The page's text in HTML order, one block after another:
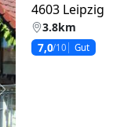
Weiter
4603 Leipzig
3.8km
7,0/10 Gut